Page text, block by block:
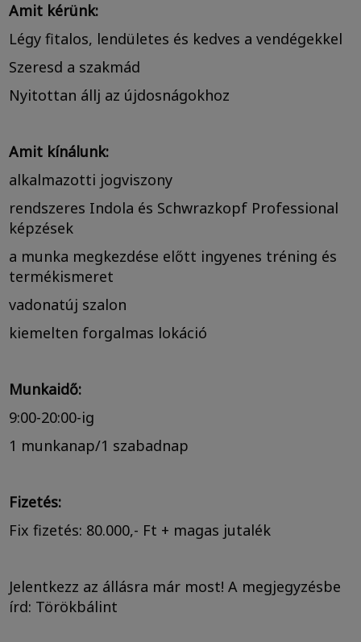
Amit kérünk:
Légy fitalos, lendületes és kedves a vendégekkel
Szeresd a szakmád
Nyitottan állj az újdosnágokhoz
Amit kínálunk:
alkalmazotti jogviszony
rendszeres Indola és Schwrazkopf Professional
képzések
a munka megkezdése előtt ingyenes tréning és
termékismeret
vadonatúj szalon
kiemelten forgalmas lokáció
Munkaidő:
9:00-20:00-ig
1 munkanap/1 szabadnap
Fizetés:
Fix fizetés: 80.000,- Ft + magas jutalék
Jelentkezz az állásra már most! A megjegyzésbe
írd: Törökbálint